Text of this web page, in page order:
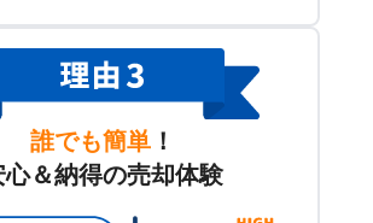
誰でも簡単 ！
心＆納得の売却体験